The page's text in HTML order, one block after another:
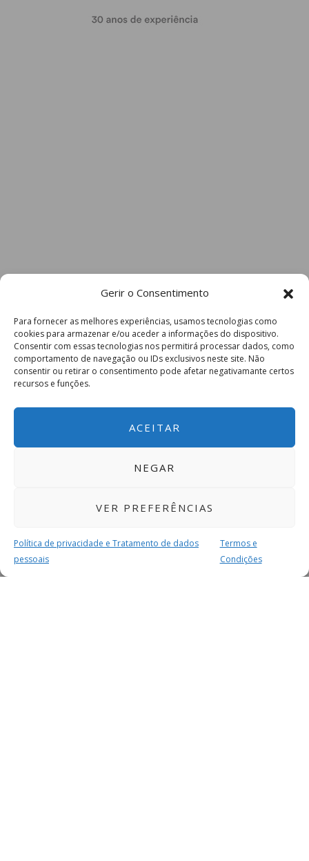
Gerir o Consentimento
Para fornecer as melhores experiências, usamos tecnologias como
cookies para armazenar e/ou aceder a informações do dispositivo.
Consentir com essas tecnologias nos permitirá processar dados, como
comportamento de navegação ou IDs exclusivos neste site. Não
consentir ou retirar o consentimento pode afetar negativamante certos
recursos e funções.
ACEITAR
NEGAR
VER PREFERÊNCIAS
Política de privacidade e Tratamento de dados
pessoais
Termos e
Condições